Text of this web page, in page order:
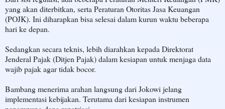
yang akan diterbitkan, serta Peraturan Otoritas Jasa Keuangan
(POJK). Ini diharapkan bisa selesai dalam kurun waktu beberapa
hari ke depan.
Sedangkan secara teknis, lebih diarahkan kepada Direktorat
Jenderal Pajak (Ditjen Pajak) dalam kesiapan untuk menjaga data
wajib pajak agar tidak bocor.
Bambang menerima arahan langsung dari Jokowi jelang
implementasi kebijakan. Terutama dari kesiapan instrumen